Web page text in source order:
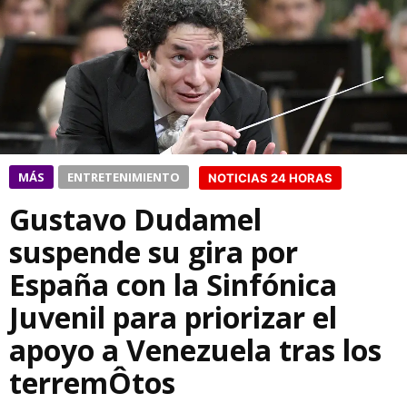
MÁS ENTRETENIMIENTO NOTICIAS 24 HORAS
Gustavo Dudamel
suspende su gira por
España con la Sinfónica
Juvenil para priorizar el
apoyo a Venezuela tras los
terremÔtos